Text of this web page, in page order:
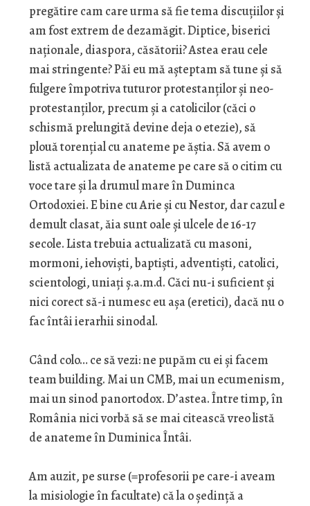
pregătire cam care urma să fie tema discuțiilor și
am fost extrem de dezamăgit. Diptice, biserici
naționale, diaspora, căsătorii? Astea erau cele
mai stringente? Păi eu mă așteptam să tune și să
fulgere împotriva tuturor protestanților și neo-
protestanților, precum și a catolicilor (căci o
schismă prelungită devine deja o etezie), să
plouă torențial cu anateme pe ăștia. Să avem o
listă actualizata de anateme pe care să o citim cu
voce tare și la drumul mare în Duminca
Ortodoxiei. E bine cu Arie și cu Nestor, dar cazul e
demult clasat, ăia sunt oale și ulcele de 16-17
secole. Lista trebuia actualizată cu masoni,
mormoni, iehoviști, baptiști, adventiști, catolici,
scientologi, uniați ș.a.m.d. Căci nu-i suficient și
nici corect să-i numesc eu așa (eretici), dacă nu o
fac întâi ierarhii sinodal.
Când colo… ce să vezi: ne pupăm cu ei și facem
team building. Mai un CMB, mai un ecumenism,
mai un sinod panortodox. D’astea. Între timp, în
România nici vorbă să se mai citească vreo listă
de anateme în Duminica Întâi.
Am auzit, pe surse (=profesorii pe care-i aveam
la misiologie în facultate) că la o ședință a